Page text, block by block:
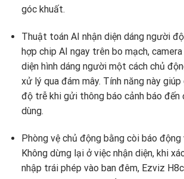
góc khuất.
Thuật toán AI nhận diện dáng người
hợp chip AI ngay trên bo mạch,camera
diện hình dáng người một cách chủ
xử lý qua đám mây. Tính năng này
độ trễ khi gửi thông báo cảnh báo
dùng.
Phòng vệ chủ động bằng còi báo động
Không dừng lại ở việc nhận diện,khi
nhập trái phép vào ban đêm,Ezviz